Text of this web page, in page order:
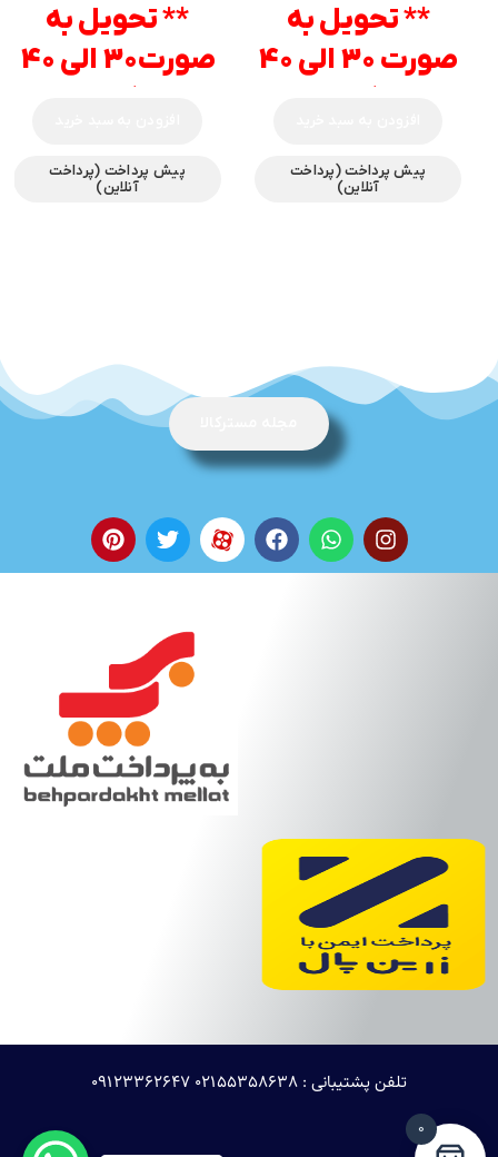
** تحویل به
صورت30 الی 40
پیش پرداخت (پرداخت
آنلاین)
** تحویل به
صورت 30 الی 40
پیش پرداخت (پرداخت
آنلاین)
تلفن پشتیبانی : 02155358638 ۰۹۱۲۳۳۶۲۶۴۷
0